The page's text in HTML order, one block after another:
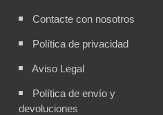
Contacte con nosotros
Política de privacidad
Aviso Legal
Política de envío y
devoluciones